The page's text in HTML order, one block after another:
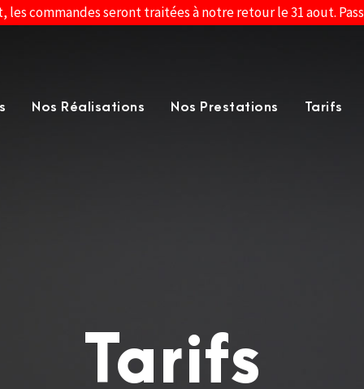
les commandes seront traitées à notre retour le 31 aout.
Nos Réalisations Nos Prestations Tarifs
Tarifs